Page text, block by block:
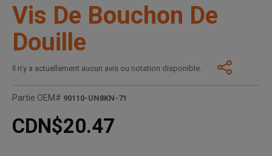
Vis De Bouchon De
Douille
Il n’y a actuellement aucun avis ou notation disponible.
Partie OEM# 90110-UN8KN-71
CDN$20.47